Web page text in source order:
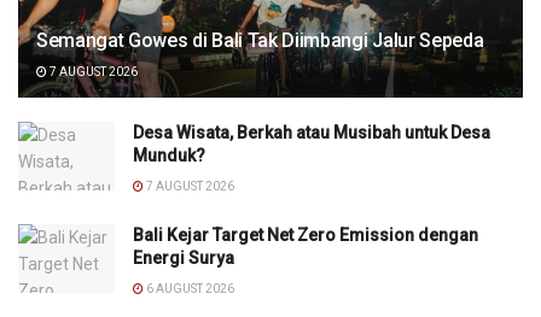
Semangat Gowes di Bali Tak Diimbangi Jalur Sepeda
7 AUGUST 2026
Desa Wisata, Berkah atau Musibah untuk Desa
Munduk?
7 AUGUST 2026
Bali Kejar Target Net Zero Emission dengan
Energi Surya
6 AUGUST 2026